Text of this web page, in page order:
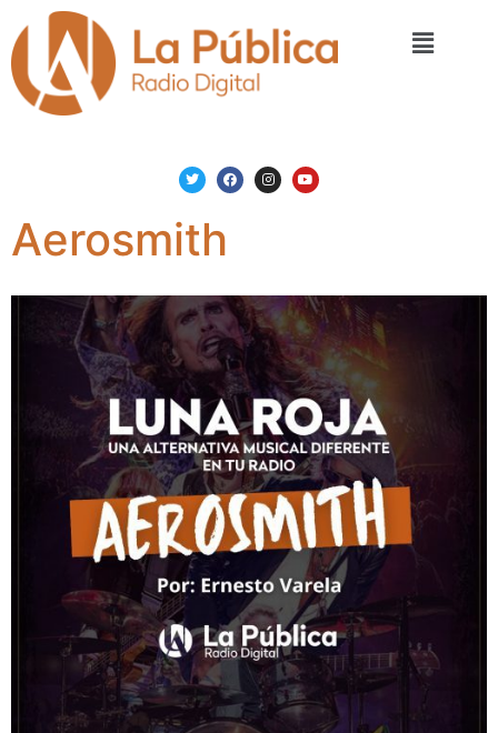
Aerosmith